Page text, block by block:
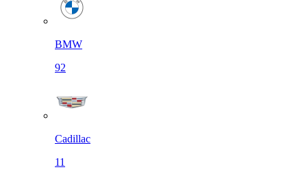
BMW
92
Cadillac
11